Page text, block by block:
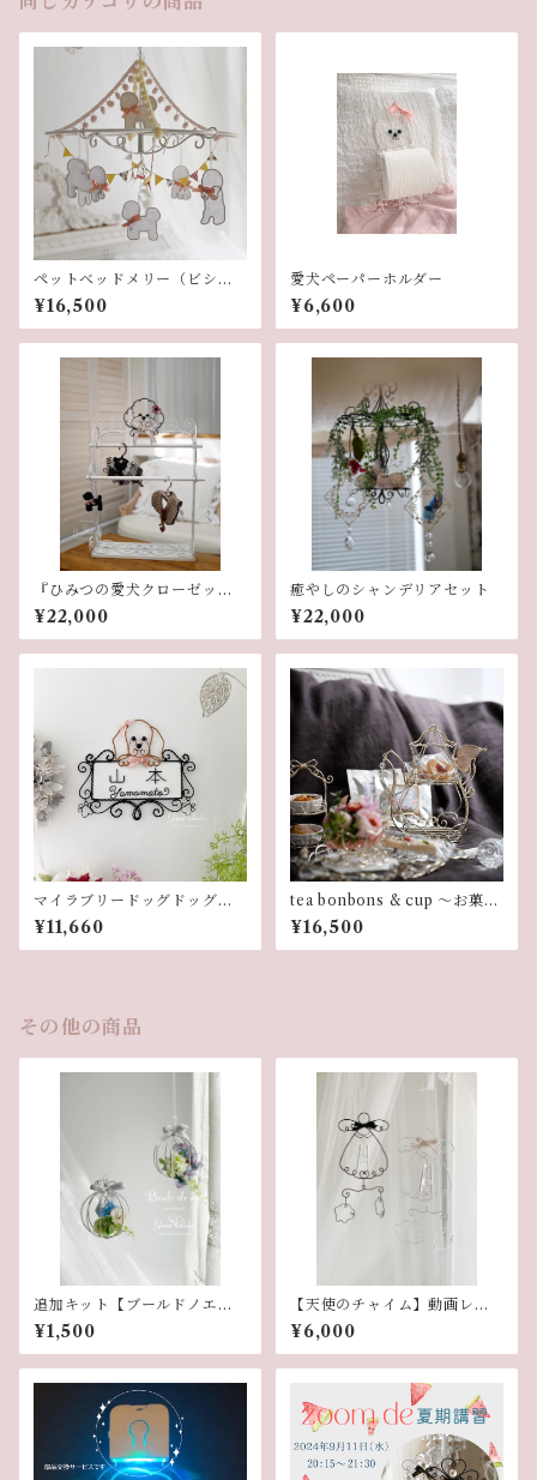
ペットベッドメリー（ビショ
ンフリーゼ）
¥16,500
愛犬ペーパーホルダー
¥6,600
『ひみつの愛犬クローゼッ
ト』（トイプードル）
¥22,000
癒やしのシャンデリアセット
¥22,000
マイラブリードッグドッグサ
イン【シングル】ダックス
¥11,660
tea bonbons & cup 〜お菓子
の扉から〜
¥16,500
その他の商品
追加キット【ブールドノエ
ル】
¥1,500
【天使のチャイム】動画レッ
スン
¥6,000